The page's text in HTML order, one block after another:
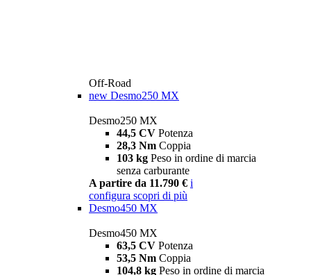
Off-Road
new Desmo250 MX
Desmo250 MX
44,5 CV Potenza
28,3 Nm Coppia
103 kg Peso in ordine di marcia
senza carburante
A partire da 11.790 € i
configura scopri di più
Desmo450 MX
Desmo450 MX
63,5 CV Potenza
53,5 Nm Coppia
104,8 kg Peso in ordine di marcia